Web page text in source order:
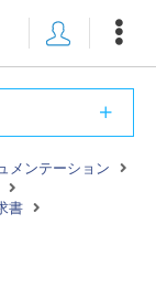
メンテーション
書